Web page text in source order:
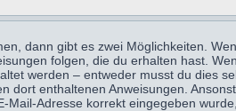
dann gibt es zwei Möglichkeiten.
folgen, die du erhalten hast.
werden – entweder musst du dies
enthaltenen Anweisungen.
Adresse korrekt eingegeben